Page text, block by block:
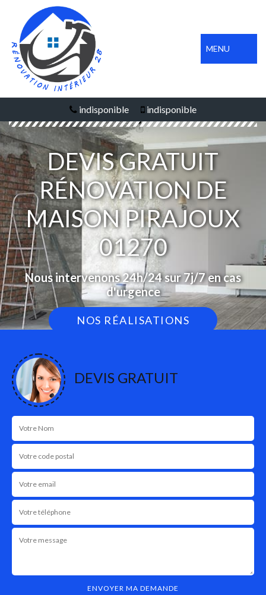
MENU
indisponible indisponible
DEVIS GRATUIT
RÉNOVATION DE
MAISON PIRAJOUX
01270
Nous intervenons 24h/24 sur 7j/7 en cas
d'urgence
NOS RÉALISATIONS
DEVIS GRATUIT